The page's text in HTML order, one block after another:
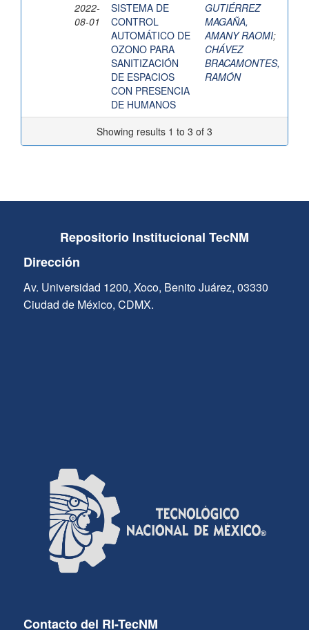
2022-
08-01
SISTEMA DE
CONTROL
AUTOMÁTICO DE
OZONO PARA
SANITIZACIÓN
DE ESPACIOS
CON PRESENCIA
DE HUMANOS
GUTIÉRREZ
MAGAÑA,
AMANY RAOMI;
CHÁVEZ
BRACAMONTES,
RAMÓN
Showing results 1 to 3 of 3
Repositorio Institucional TecNM
Dirección
Av. Universidad 1200, Xoco, Benito Juárez, 03330
Ciudad de México, CDMX.
Contacto del RI-TecNM